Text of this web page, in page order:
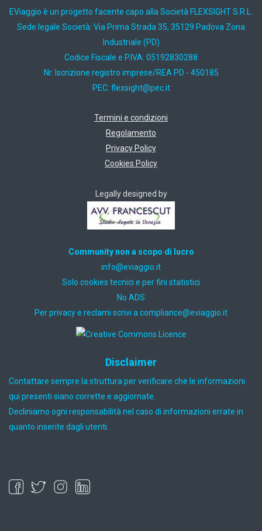
EViaggio è un progetto facente capo alla Società FLEXSIGHT S.R.L.
Sede legale Società: Via Prima Strada 35, 35129 Padova Zona
Industriale (PD)
Codice Fiscale e P.IVA: 05192830288
Nr. Iscrizione registro imprese/REA PD - 450185
PEC: ti.cep@thgisxelf
Termini e condizioni
Regolamento
Privacy Policy
Cookies Policy
Legally designed by
Community non a scopo di lucro
ti.oiggaive@ofni
Solo cookies tecnici e per fini statistici
No ADS
Per privacy e reclami scrivi a ti.oiggaive@ecnailpmoc
Disclaimer
Contattare sempre la struttura per verificare che le informazioni
qui presenti siano corrette e aggiornate.
Decliniamo ogni responsabilità nel caso di informazioni errate in
quanto inserite dagli utenti.